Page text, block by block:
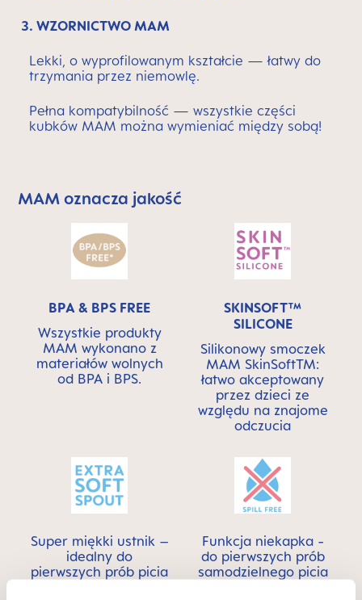
3. WZORNICTWO MAM
Lekki, o wyprofilowanym kształcie — łatwy do
trzymania przez niemowlę.
Pełna kompatybilność — wszystkie części
kubków MAM można wymieniać między sobą!
Skip MAM Means Quality Icon Bar
MAM oznacza jakość
BPA & BPS FREE
Wszystkie produkty
MAM wykonano z
materiałów wolnych
od BPA i BPS.
SKINSOFT™
SILICONE
Silikonowy smoczek
MAM SkinSoftTM:
łatwo akceptowany
przez dzieci ze
względu na znajome
odczucia
Super miękki ustnik –
idealny do
pierwszych prób picia
Funkcja niekapka -
do pierwszych prób
samodzielnego picia